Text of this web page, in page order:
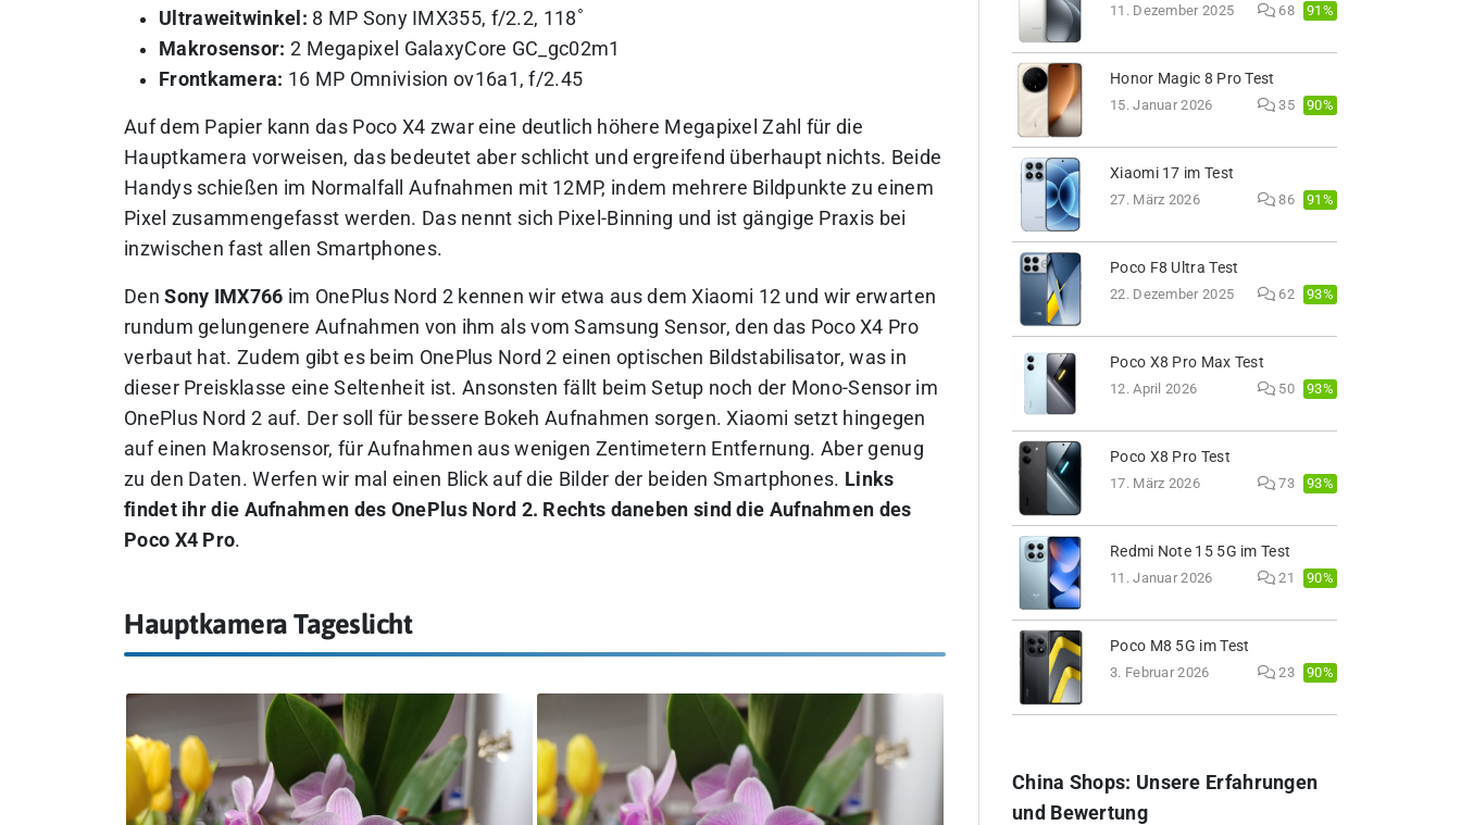
Ultraweitwinkel: 8 MP Sony IMX355, f/2.2, 118˚
Makrosensor: 2 Megapixel GalaxyCore GC_gc02m1
Frontkamera: 16 MP Omnivision ov16a1, f/2.45
Auf dem Papier kann das Poco X4 zwar eine deutlich höhere Megapixel Zahl für die
Hauptkamera vorweisen, das bedeutet aber schlicht und ergreifend überhaupt nichts. Beide
Handys schießen im Normalfall Aufnahmen mit 12MP, indem mehrere Bildpunkte zu einem
Pixel zusammengefasst werden. Das nennt sich Pixel-Binning und ist gängige Praxis bei
inzwischen fast allen Smartphones.
DenSony IMX766 im OnePlus Nord 2 kennen wir etwa aus dem Xiaomi 12 und wir erwarten
rundum gelungenere Aufnahmen von ihm als vom Samsung Sensor, den das Poco X4 Pro
verbaut hat. Zudem gibt es beim OnePlus Nord 2 einen optischen Bildstabilisator, was in
dieser Preisklasse eine Seltenheit ist. Ansonsten fällt beim Setup noch der Mono-Sensor im
OnePlus Nord 2 auf. Der soll für bessere Bokeh Aufnahmen sorgen. Xiaomi setzt hingegen
auf einen Makrosensor, für Aufnahmen aus wenigen Zentimetern Entfernung. Aber genug
zu den Daten. Werfen wir mal einen Blick auf die Bilder der beiden Smartphones. Links
findet ihr die Aufnahmen des OnePlus Nord 2. Rechts daneben sind die Aufnahmen des
Poco X4 Pro.
Hauptkamera Tageslicht
11. Dezember 2025 68 91%
Honor Magic 8 Pro Test
15. Januar 2026 35 90%
Xiaomi 17 im Test
27. März 2026 86 91%
Poco F8 Ultra Test
22. Dezember 2025 62 93%
Poco X8 Pro Max Test
12. April 2026 50 93%
Poco X8 Pro Test
17. März 2026 73 93%
Redmi Note 15 5G im Test
11. Januar 2026 21 90%
Poco M8 5G im Test
3. Februar 2026 23 90%
China Shops: Unsere Erfahrungen
und Bewertung